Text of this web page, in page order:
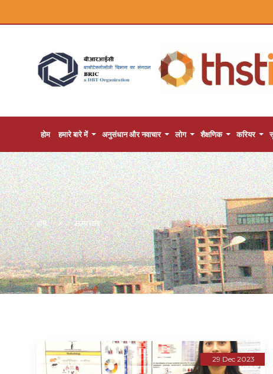
होम हमारे बारे में अनुसंधान और नवाचार लोग शैक्षणिक करियर
होम समाचार
29 Dec 2023